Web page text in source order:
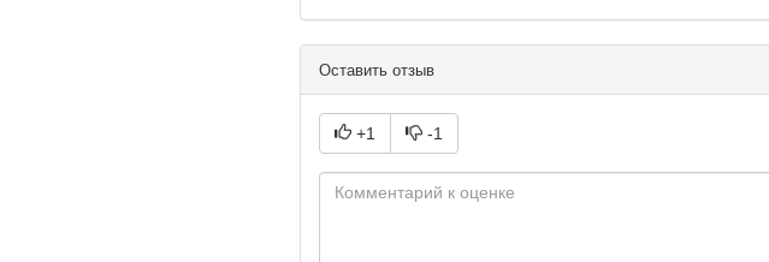
Оставить отзыв
+1 -1